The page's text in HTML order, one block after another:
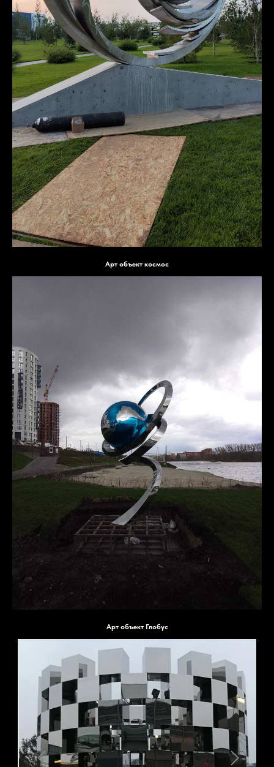
Арт объект космос
Арт объект Глобус